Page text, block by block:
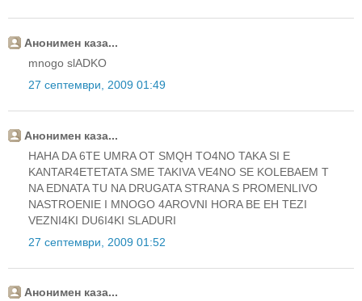
Анонимен каза...
mnogo slADKO
27 септември, 2009 01:49
Анонимен каза...
HAHA DA 6TE UMRA OT SMQH TO4NO TAKA SI E
KANTAR4ETETATA SME TAKIVA VE4NO SE KOLEBAEM T
NA EDNATA TU NA DRUGATA STRANA S PROMENLIVO
NASTROENIE I MNOGO 4AROVNI HORA BE EH TEZI
VEZNI4KI DU6I4KI SLADURI
27 септември, 2009 01:52
Анонимен каза...